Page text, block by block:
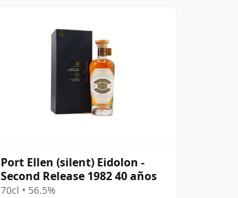
Port Ellen (silent) Eidolon -
Second Release 1982 40 años
70cl • 56.5%